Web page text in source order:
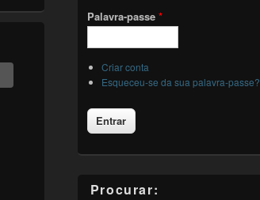
Palavra-passe *
Criar conta
Esqueceu-se da sua palavra-passe?
Procurar: